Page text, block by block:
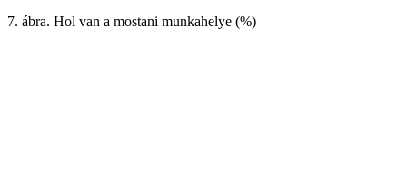
7. ábra. Hol van a mostani munkahelye (%)